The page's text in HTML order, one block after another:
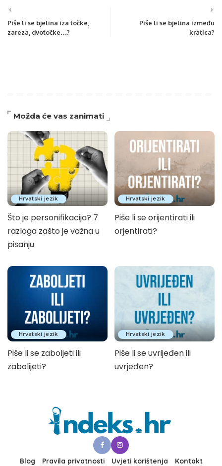
Piše li se bjelina iza točke,
zareza, dvotočke…?
Piše li se bjelina između
kratica?
Možda će vas zanimati
Hrvatski jezik
Što je personifikacija? 7
razloga zašto je važna u
pisanju
Hrvatski jezik
Piše li se orijentirati ili
orjentirati?
Hrvatski jezik
Piše li se zaboljeti ili
zabolijeti?
Hrvatski jezik
Piše li se uvrijeđen ili
uvrjeđen?
Blog Pravila privatnosti Uvjeti korištenja Kontakt